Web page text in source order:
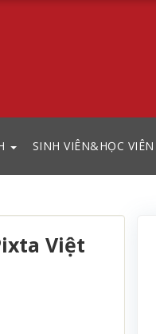
SINH VIÊN&HỌC VIÊN
Việt